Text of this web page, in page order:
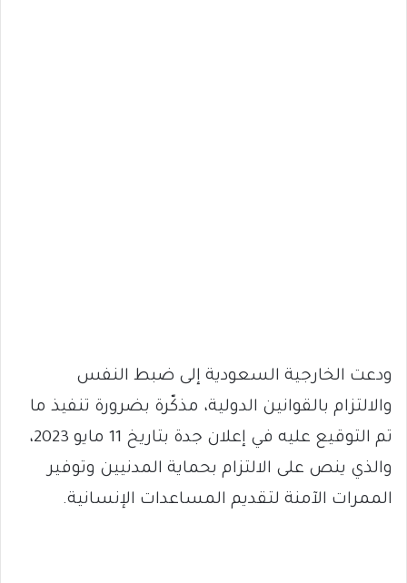
ودعت الخارجية السعودية إلى ضبط النفس
والالتزام بالقوانين الدولية، مذكّرة بضرورة تنفيذ ما
تم التوقيع عليه في إعلان جدة بتاريخ 11 مايو 2023،
والذي ينص على الالتزام بحماية المدنيين وتوفير
الممرات الآمنة لتقديم المساعدات الإنسانية.